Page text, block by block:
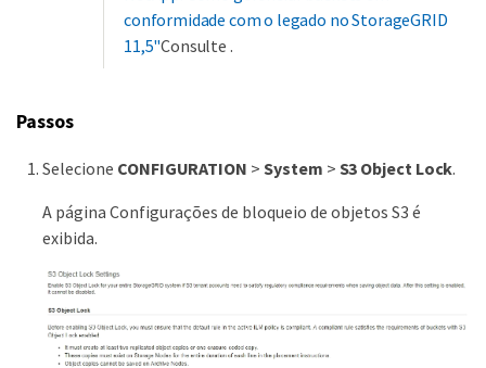
conformidade com o legado no StorageGRID
11,5"Consulte .
Passos
Selecione CONFIGURATION > System > S3 Object Lock.
A página Configurações de bloqueio de objetos S3 é
exibida.